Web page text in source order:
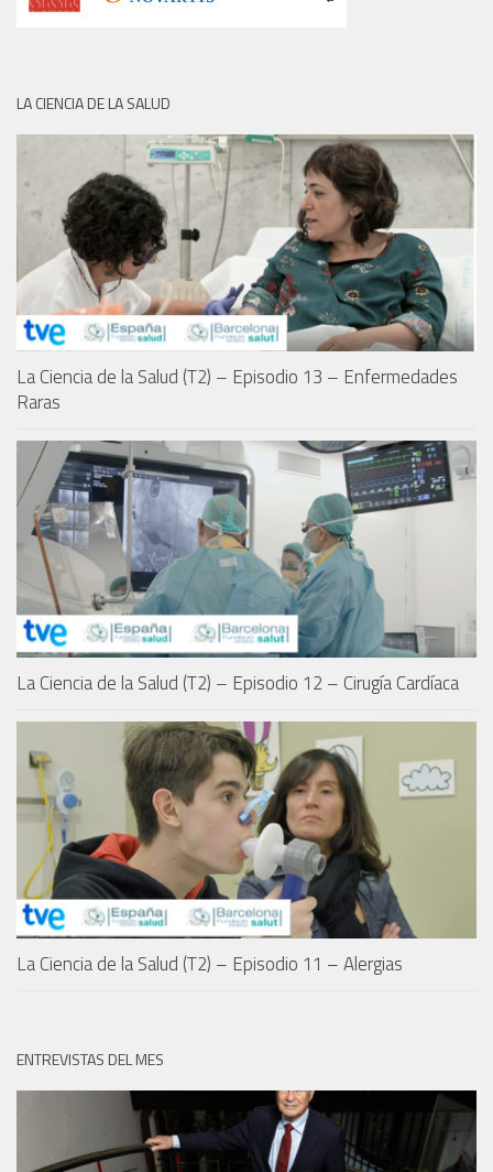
LA CIENCIA DE LA SALUD
La Ciencia de la Salud (T2) – Episodio 13 – Enfermedades
Raras
La Ciencia de la Salud (T2) – Episodio 12 – Cirugía Cardíaca
La Ciencia de la Salud (T2) – Episodio 11 – Alergias
ENTREVISTAS DEL MES